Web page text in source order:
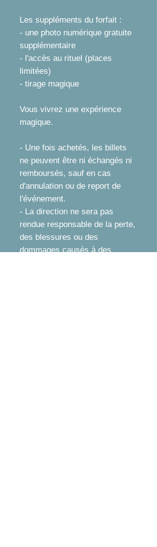
Les suppléments du forfait :​
- une photo numérique gratuite
supplémentaire
- l'accès au rituel (places
limitées)
- tirage magique​
Vous vivrez une expérience
magique.
- Une fois achetés, les billets
ne peuvent être ni échangés ni
remboursés, sauf en cas
d'annulation ou de report de
l'événement.
- La direction ne sera pas
rendue responsable de la perte,
des blessures ou des
dommages causés à des